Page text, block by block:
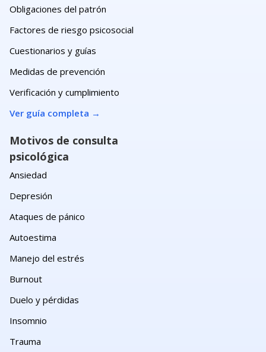
Obligaciones del patrón
Factores de riesgo psicosocial
Cuestionarios y guías
Medidas de prevención
Verificación y cumplimiento
Ver guía completa →
Motivos de consulta
psicológica
Ansiedad
Depresión
Ataques de pánico
Autoestima
Manejo del estrés
Burnout
Duelo y pérdidas
Insomnio
Trauma